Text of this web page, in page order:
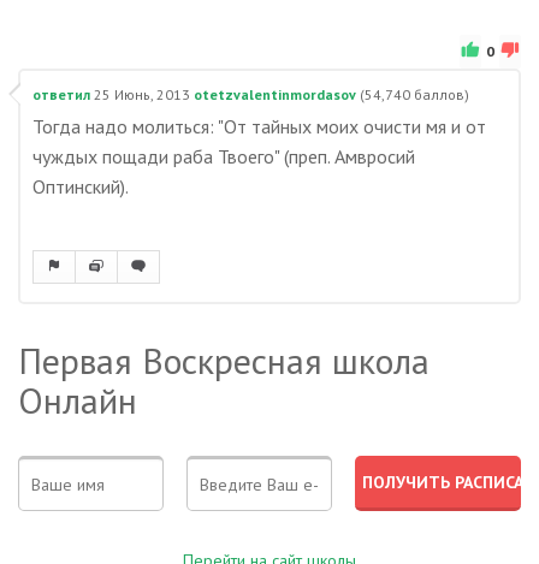
0
ответил 25 Июнь, 2013 otetzvalentinmordasov (54,740 баллов)
Тогда надо молиться: "От тайных моих очисти мя и от
чуждых пощади раба Твоего" (преп. Амвросий
Оптинский).
Первая Воскресная школа
Онлайн